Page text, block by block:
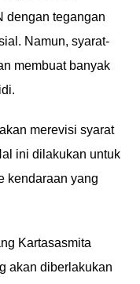
dengan tegangan
Namun, syarat-
membuat banyak
merevisi syarat
ini dilakukan untuk
kendaraan yang
Kartasasmita
akan diberlakukan